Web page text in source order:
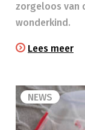
zorgeloos van
wonderkind.
Lees meer
NEWS